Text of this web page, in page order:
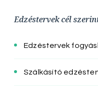
Edzéstervek cél
Edzéstervek
Szálkásító